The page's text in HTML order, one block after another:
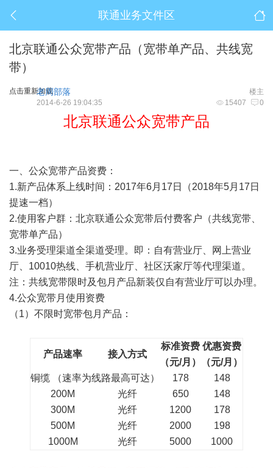
联通业务文件区
北京联通公众宽带产品（宽带单产品、共线宽
带）
点击重新加载 楼主
老周部落
15407 0
2014-6-26 19:04:35
北京联通公众宽带产品
一、公众宽带产品资费：
1.新产品体系上线时间：2017年6月17日（2018年5月17日
提速一档）
2.使用客户群：北京联通公众宽带后付费客户（共线宽带、
宽带单产品）
3.业务受理渠道全渠道受理。即：自有营业厅、网上营业
厅、10010热线、手机营业厅、社区沃家厅等代理渠道。
注：共线宽带限时及包月产品新装仅自有营业厅可以办理。
4.公众宽带月使用资费
（1）不限时宽带包月产品：
产品速率 接入方式
标准资费
（元/月）
优惠资费
（元/月）
铜缆 （速率为线路最高可达）
178
148
200M
光纤 650
148
300M
光纤 1200
178
500M
光纤 2000
198
1000M
光纤 5000 1000